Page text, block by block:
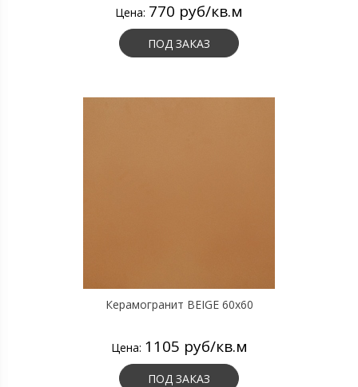
Цена: 770 руб/кв.м
ПОД ЗАКАЗ
Керамогранит BEIGE 60х60
Цена: 1105 руб/кв.м
ПОД ЗАКАЗ